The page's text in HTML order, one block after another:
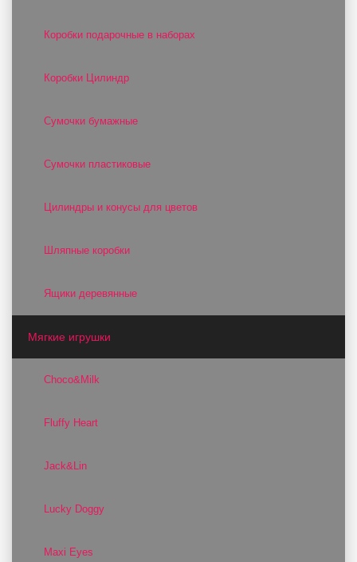
Коробки подарочные в наборах
Коробки Цилиндр
Сумочки бумажные
Сумочки пластиковые
Цилиндры и конусы для цветов
Шляпные коробки
Ящики деревянные
Мягкие игрушки
Choco&Milk
Fluffy Heart
Jack&Lin
Lucky Doggy
Maxi Eyes